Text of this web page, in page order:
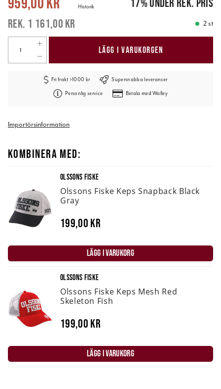
1 161,00 kr
Historik
2 st
LÄGG I VARUKORGEN
Fri frakt >1000 kr Supersnabba leveranser
Personlig service Betala med Walley
Importörsinformation
KOMBINERA MED:
OLSSONS FISKE
Olssons Fiske Keps Snapback Black
Gray
199,00 kr
LÄGG I VARUKORG
OLSSONS FISKE
Olssons Fiske Keps Mesh Red
Skeleton Fish
199,00 kr
LÄGG I VARUKORG